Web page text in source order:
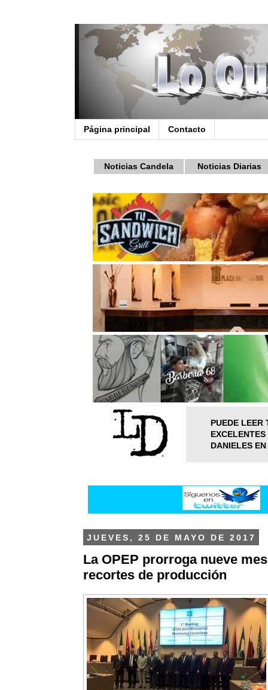
Página principal Contacto
Noticias Candela Noticias Diarias
PUEDE LEER
DANIELES
JUEVES, 25 DE MAYO DE 2017
La OPEP prorroga nueve
recortes de producción